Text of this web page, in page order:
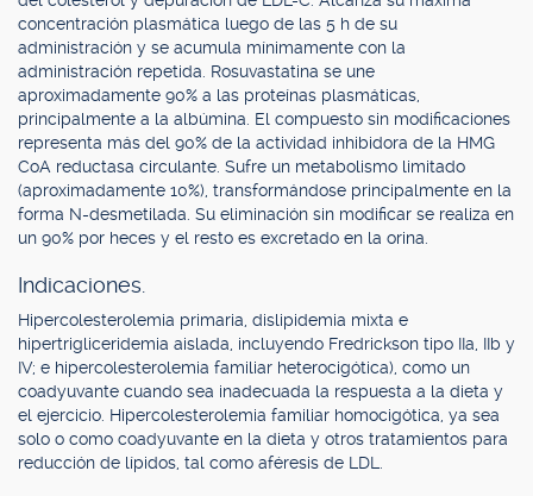
concentración plasmática luego de las 5 h de su
administración y se acumula mínimamente con la
administración repetida. Rosuvastatina se une
aproximadamente 90% a las proteínas plasmáticas,
principalmente a la albúmina. El compuesto sin modificaciones
representa más del 90% de la actividad inhibidora de la HMG
CoA reductasa circulante. Sufre un metabolismo limitado
(aproximadamente 10%), transformándose principalmente en la
forma N-desmetilada. Su eliminación sin modificar se realiza en
un 90% por heces y el resto es excretado en la orina.
Indicaciones.
Hipercolesterolemia primaria, dislipidemia mixta e
hipertrigliceridemia aislada, incluyendo Fredrickson tipo IIa, IIb y
IV; e hipercolesterolemia familiar heterocigótica), como un
coadyuvante cuando sea inadecuada la respuesta a la dieta y
el ejercicio. Hipercolesterolemia familiar homocigótica, ya sea
solo o como coadyuvante en la dieta y otros tratamientos para
reducción de lípidos, tal como aféresis de LDL.